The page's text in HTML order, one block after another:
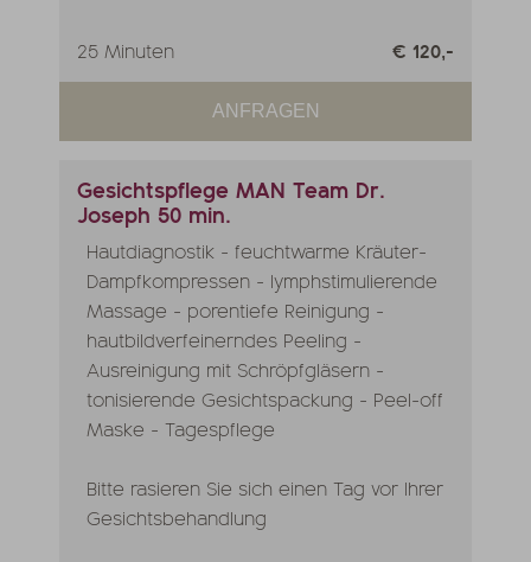
25 Minuten € 120,-
ANFRAGEN
Gesichtspflege MAN Team Dr.
Joseph 50 min.
Hautdiagnostik - feuchtwarme Kräuter-
Dampfkompressen - lymphstimulierende
Massage - porentiefe Reinigung -
hautbildverfeinerndes Peeling -
Ausreinigung mit Schröpfgläsern -
tonisierende Gesichtspackung - Peel-off
Maske - Tagespflege
Bitte rasieren Sie sich einen Tag vor Ihrer
Gesichtsbehandlung